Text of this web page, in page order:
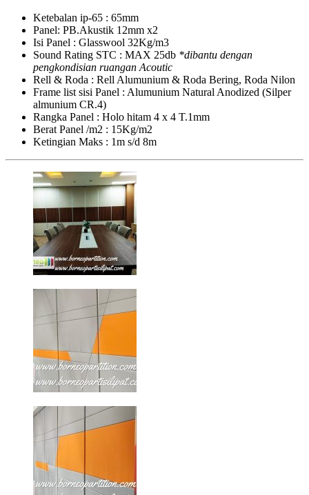
Ketebalan ip-65 : 65mm
Panel: PB.Akustik 12mm x2
Isi Panel : Glasswool 32Kg/m3
Sound Rating STC : MAX 25db *dibantu dengan
pengkondisian ruangan Acoutic
Rell & Roda : Rell Alumunium & Roda Bering, Roda Nilon
Frame list sisi Panel : Alumunium Natural Anodized (Silper
almunium CR.4)
Rangka Panel : Holo hitam 4 x 4 T.1mm
Berat Panel /m2 : 15Kg/m2
Ketingian Maks : 1m s/d 8m